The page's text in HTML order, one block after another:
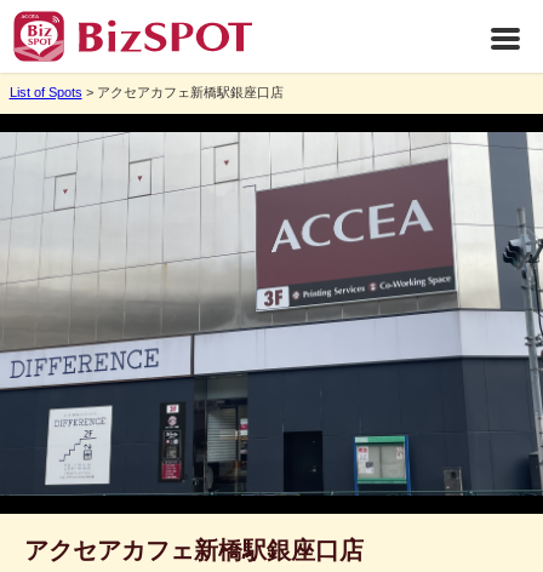
List of Spots > アクセアカフェ新橋駅銀座口店
アクセアカフェ新橋駅銀座口店